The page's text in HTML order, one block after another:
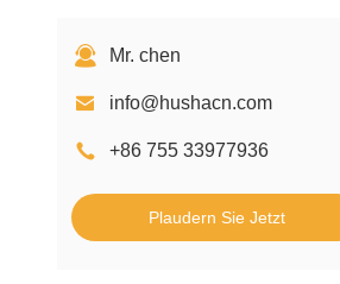
Mr. chen
info@hushacn.com
+86 755 33977936
Plaudern Sie Jetzt